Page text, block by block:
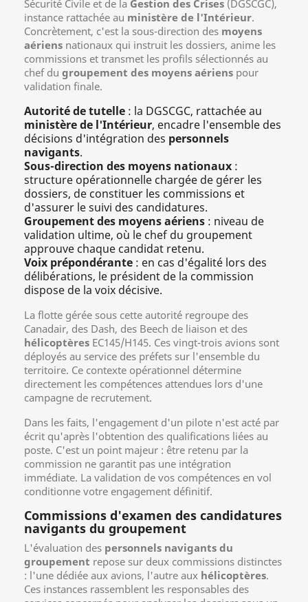
Sécurité Civile et de la Gestion des Crises (DGSCGC),
instance rattachée au ministère de l'Intérieur.
Concrètement, c'est la sous-direction des moyens
aériens nationaux qui instruit les dossiers, anime les
commissions et transmet les profils sélectionnés au
chef du groupement des moyens aériens pour
validation finale.
Autorité de tutelle : la DGSCGC, rattachée au
ministère de l'Intérieur, encadre l'ensemble des
décisions d'intégration des personnels
navigants.
Sous-direction des moyens nationaux :
structure opérationnelle chargée de gérer les
dossiers, de constituer les commissions et
d'assurer le suivi des candidatures.
Groupement des moyens aériens : niveau de
validation ultime, où le chef du groupement
approuve chaque candidat retenu.
Voix prépondérante : en cas d'égalité lors des
délibérations, le président de la commission
dispose de la voix décisive.
La flotte gérée sous cette autorité regroupe des
Canadair, des Dash, des Beech de liaison et des
hélicoptères EC145/H145. Ces vingt-trois avions sont
déployés au service des préfets sur l'ensemble du
territoire. Ce contexte opérationnel détermine
directement les compétences attendues lors d'une
campagne de recrutement.
Dans les faits, l'engagement d'un pilote n'est acté par
écrit qu'après l'obtention des qualifications liées au
poste. C'est un point majeur : être retenu par la
commission ne garantit pas une intégration
immédiate. La validation de vos compétences en vol
conditionne votre engagement définitif.
Commissions d'examen des candidatures
navigants du groupement
L'évaluation des personnels navigants du
groupement repose sur deux commissions distinctes
: l'une dédiée aux avions, l'autre aux hélicoptères.
Ces instances rassemblent les responsables des